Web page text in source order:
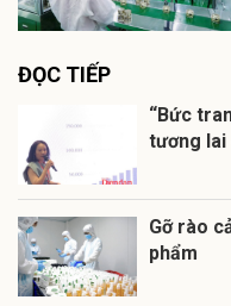
ĐỌC TIẾP
“Bức
tương lai
Gỡ rào
phẩm